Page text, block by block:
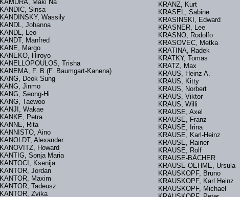
KAMURA, Maki Na
KANDIC, Sinsa
KANDINSKY, Wassily
KANDL, Johanna
KANDL, Leo
KANDT, Manfred
KANE, Margo
KANEKO, Hiroyo
KANELLOPOULOS, Trisha
KANEMA, F. B.(F. Baumgart-Kanena)
KANG, Deok Sung
KANG, Jinmo
KANG, Seong-Hi
KANG, Taewoo
KANJI, Wakae
KANKE, Petra
KANNE, Rita
KANNISTO, Aino
KANOLDT, Alexander
KANOVITZ, Howard
KANTIG, Sonja Maria
KANTOCI, Ksenija
KANTOR, Jordan
KANTOR, Maxim
KANTOR, Tadeusz
KANTOR, Zvika
KRANZ, Kurt
KRASEL, Sabine
KRASINSKI, Edward
KRASNER, Lee
KRASNO, Rodolfo
KRASOVEC, Metka
KRATINA, Radek
KRATKY, Tomas
KRATZ, Max
KRAUS, Heinz A.
KRAUS, Kitty
KRAUS, Norbert
KRAUS, Viktor
KRAUS, Willi
KRAUSE, Axel
KRAUSE, Franz
KRAUSE, Irina
KRAUSE, Karl-Heinz
KRAUSE, Rainer
KRAUSE, Rolf
KRAUSE-BÄCHER
KRAUSE-OEHME, Ursula
KRAUSKOPF, Bruno
KRAUSKOPF, Karl Heinz
KRAUSKOPF, Michael